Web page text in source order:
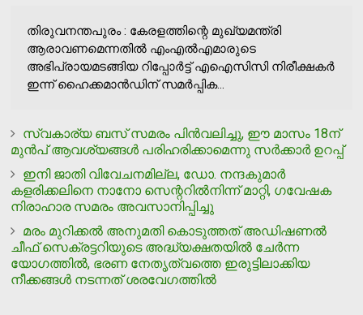
തിരുവനന്തപുരം : കേരളത്തിന്റെ മുഖ്യമന്ത്രി
ആരാവണമെന്നതിൽ എംഎൽഎമാരുടെ
അഭിപ്രായമടങ്ങിയ റിപ്പോർട്ട് എഐസിസി നിരീക്ഷകർ
ഇന്ന് ഹൈക്കമാൻഡിന് സമർപ്പിക...
സ്വകാര്യ ബസ് സമരം പിന്‍വലിച്ചു, ഈ മാസം 18ന്
മുന്‍പ് ആവശ്യങ്ങള്‍ പരിഹരിക്കാമെന്നു സര്‍ക്കാര്‍ ഉറപ്പ്
ഇനി ജാതി വിവേചനമില്ല, ഡോ. നന്ദകുമാര്‍
കളരിക്കലിനെ നാനോ സെന്ററില്‍നിന്ന് മാറ്റി, ഗവേഷക
നിരാഹാര സമരം അവസാനിപ്പിച്ചു
മരം മുറിക്കല്‍ അനുമതി കൊടുത്തത് അഡിഷണല്‍
ചീഫ് സെക്രട്ടറിയുടെ അദ്ധ്യക്ഷതയില്‍ ചേര്‍ന്ന
യോഗത്തില്‍, ഭരണ നേതൃത്വത്തെ ഇരുട്ടിലാക്കിയ
നീക്കങ്ങള്‍ നടന്നത് ശരവേഗത്തില്‍